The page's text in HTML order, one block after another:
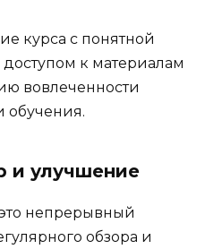
курса с понятной
к материалам
вовлеченности
обучения.
и улучшение
непрерывный
обзора и